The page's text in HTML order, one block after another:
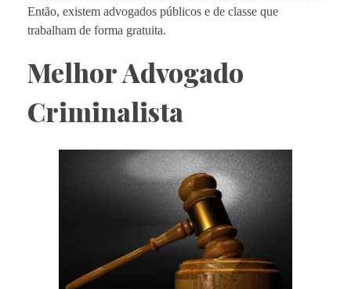
Então, existem advogados públicos e de classe que
trabalham de forma gratuita.
Melhor Advogado
Criminalista